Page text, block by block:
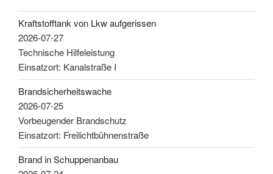
Kraftstofftank von Lkw aufgerissen
2026-07-27
Technische Hilfeleistung
Einsatzort: Kanalstraße I
Brandsicherheitswache
2026-07-25
Vorbeugender Brandschutz
Einsatzort: Freilichtbühnenstraße
Brand in Schuppenanbau